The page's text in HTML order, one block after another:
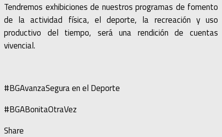
Tendremos exhibiciones de nuestros programas de fomento
de la actividad física, el deporte, la recreación y uso
productivo del tiempo, será una rendición de cuentas
vivencial.
#BGAvanzaSegura en el Deporte
#BGABonitaOtraVez
Share